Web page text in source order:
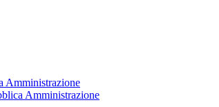
Amministrazione
Amministrazione